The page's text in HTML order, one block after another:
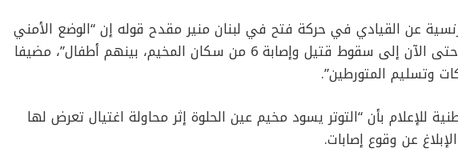
عن القيادي في حركة فتح في لبنان منير مقدح قوله إن “الوضع الأمني
المتوتر داخل المخيم أدى حتى الآن إلى سقوط قتيل وإصابة 6 من سكان المخيم، بينهم أطفال”، مضيفا
وتسليم المتورطين”.
للإعلام بأن “التوتر يسود مخيم عين الحلوة إثر محاولة اغتيال تعرض لها
عن وقوع إصابات.